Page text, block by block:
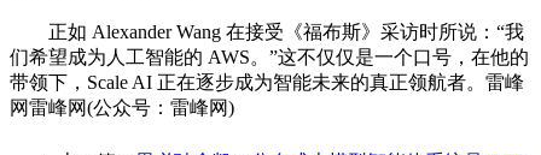
正如 Alexander Wang 在接受《福布斯》采访时所说：“我
们希望成为人工智能的 AWS。”这不仅仅是一个口号，在他的
带领下，Scale AI 正在逐步成为智能未来的真正领航者。雷峰
网雷峰网(公众号：雷峰网)